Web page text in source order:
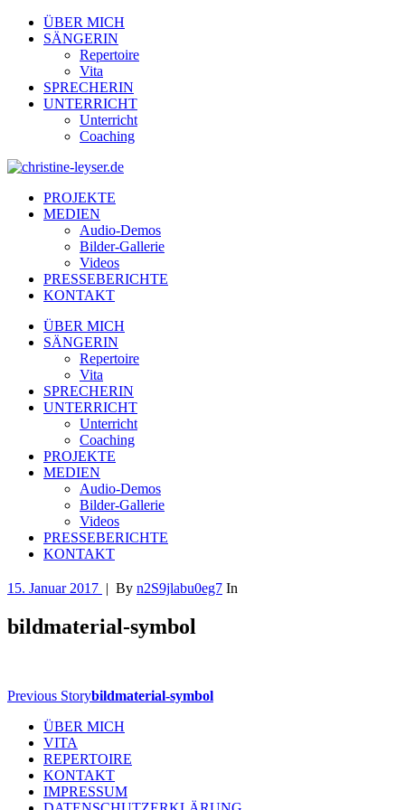
ÜBER MICH
SÄNGERIN
Repertoire
Vita
SPRECHERIN
UNTERRICHT
Unterricht
Coaching
PROJEKTE
MEDIEN
Audio-Demos
Bilder-Gallerie
Videos
PRESSEBERICHTE
KONTAKT
ÜBER MICH
SÄNGERIN
Repertoire
Vita
SPRECHERIN
UNTERRICHT
Unterricht
Coaching
PROJEKTE
MEDIEN
Audio-Demos
Bilder-Gallerie
Videos
PRESSEBERICHTE
KONTAKT
15. Januar 2017 | By n2S9jlabu0eg7 In
bildmaterial-symbol
Previous Storybildmaterial-symbol
ÜBER MICH
VITA
REPERTOIRE
KONTAKT
IMPRESSUM